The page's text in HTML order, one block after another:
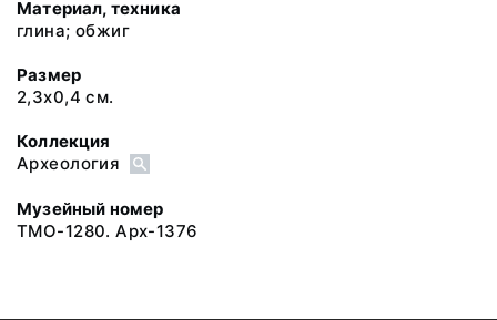
Материал, техника
глина; обжиг
Размер
2,3х0,4 см.
Коллекция
Археология
Музейный номер
ТМО-1280. Арх-1376